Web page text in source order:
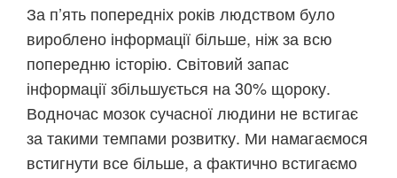
За п’ять попередніх років людством було
вироблено інформації більше, ніж за всю
попередню історію. Світовий запас
інформації збільшується на 30% щороку.
Водночас мозок сучасної людини не встигає
за такими темпами розвитку. Ми намагаємося
встигнути все більше, а фактично встигаємо